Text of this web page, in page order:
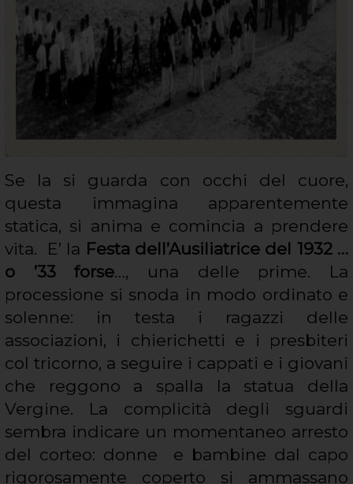
Se la si guarda con occhi del cuore,
questa immagina apparentemente
statica, si anima e comincia a prendere
vita. E’ la Festa dell’Ausiliatrice del 1932 …
o ’33 forse…, una delle prime. La
processione si snoda in modo ordinato e
solenne: in testa i ragazzi delle
associazioni, i chierichetti e i presbiteri
col tricorno, a seguire i cappati e i giovani
che reggono a spalla la statua della
Vergine. La complicità degli sguardi
sembra indicare un momentaneo arresto
del corteo: donne e bambine dal capo
rigorosamente coperto si ammassano